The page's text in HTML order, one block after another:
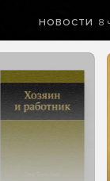
НОВОСТИ 8